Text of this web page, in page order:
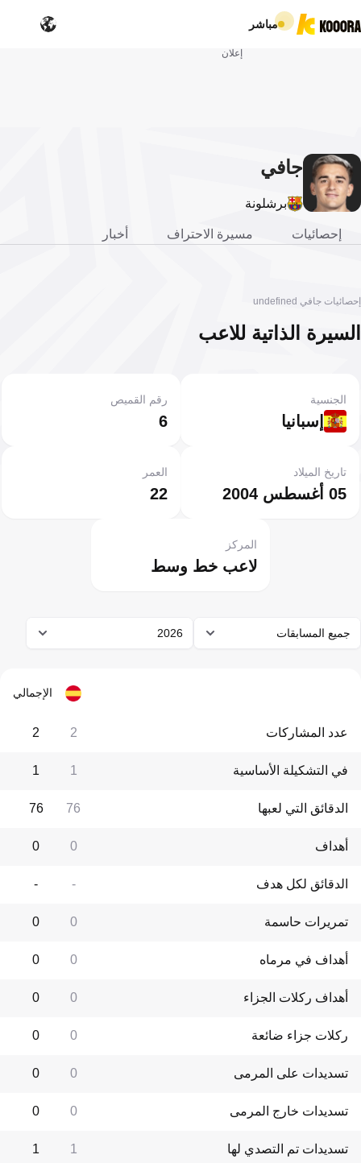
مباشر
إعلان
جافي
برشلونة
إحصائيات مسيرة الاحتراف أخبار
إحصائيات جافي undefined
السيرة الذاتية للاعب
إسبانيا
الجنسية
6
رقم القميص
05 أغسطس 2004
تاريخ الميلاد
22
العمر
لاعب خط وسط
المركز
جميع المسابقات 2026
الإجمالي
عدد المشاركات 2
2
في التشكيلة الأساسية 1
1
الدقائق التي لعبها 76
76
أهداف 0
0
الدقائق لكل هدف -
-
تمريرات حاسمة 0
0
أهداف في مرماه 0
0
أهداف ركلات الجزاء 0
0
ركلات جزاء ضائعة 0
0
تسديدات على المرمى 0
0
تسديدات خارج المرمى 0
0
تسديدات تم التصدي لها 1
1